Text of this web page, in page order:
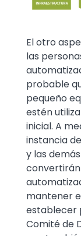
El otro
las
probable
pequeño
estén
inicial. A
instancia
y las
convertirán
mantener
establecer
Comité de